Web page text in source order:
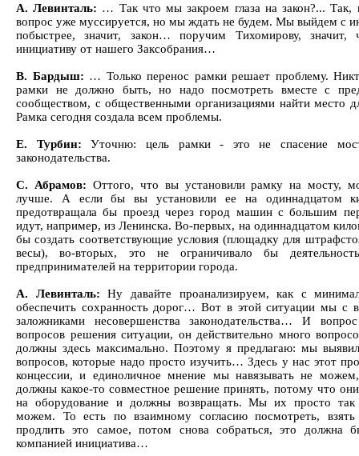
А. Левинталь: … Так что мы закроем глаза на закон?... Так,
вопрос уже муссируется, но мы ждать не будем. Мы выйдем с
побыстрее, значит, закон… поручим Тихомирову,
инициативу от нашего Заксобрания…
В. Бардыш: … Только перенос рамки решает проблему.
рамки не должно быть, но надо посмотреть вместе с
сообществом, с общественными организациями найти место
Рамка сегодня создала всем проблемы.
Е. Турбин:Уточню: цель рамки - это не спасение
законодательства.
С. Абрамов: Оттого, что вы установили рамку на мосту,
лучше. А если бы вы установили ее на одиннадцатом
предотвращала бы проезд через город машин с большим
идут, например, из Ленинска. Во-первых, на одиннадцатом
бы создать соответствующие условия (площадку для
весы), во-вторых, это не ограничивало бы
предпринимателей на территории города.
А. Левинталь:Ну давайте проанализируем, как с
обеспечить сохранность дорог… Вот в этой ситуации мы с
заложниками несовершенства законодательства… И
вопросов решения ситуации, он действительно много
должны здесь максимально. Поэтому я предлагаю: мы
вопросов, которые надо просто изучить… Здесь у нас этот
концессии, и единоличное мнение мы навязывать не
должны какое-то совместное решение принять, потому что
на оборудование и должны возвращать. Мы их просто так
можем. То есть по взаимному согласию посмотреть,
продлить это самое, потом снова собраться, это должна
компанией инициатива…